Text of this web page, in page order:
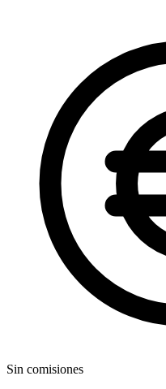
Sin comisiones